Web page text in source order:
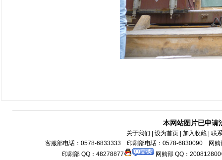
本网站图片已申请
关于我们
| 设为首页 | 加入收藏 |
客服部电话：0578-6833333 印刷部电话：0578-6830090 网
印刷部 QQ：48278877
网购部 QQ：200812800